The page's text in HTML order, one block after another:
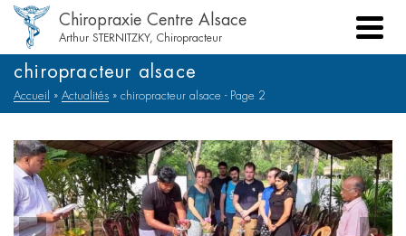
Chiropraxie Centre Alsace
Arthur STERNITZKY, Chiropracteur
chiropracteur alsace
Accueil » Actualités » chiropracteur alsace - Page 2